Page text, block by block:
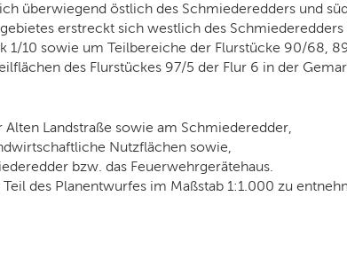
überwiegend östlich des Schmiederedders und
erstreckt sich westlich des
1/10 sowie um Teilbereiche der Flurstücke 90/68,
des Flurstückes 97/5 der Flur 6 in der
Landstraße sowie am Schmiederedder,
Nutzflächen sowie,
bzw. das Feuerwehrgerätehaus.
des Planentwurfes im Maßstab 1:1.000 zu